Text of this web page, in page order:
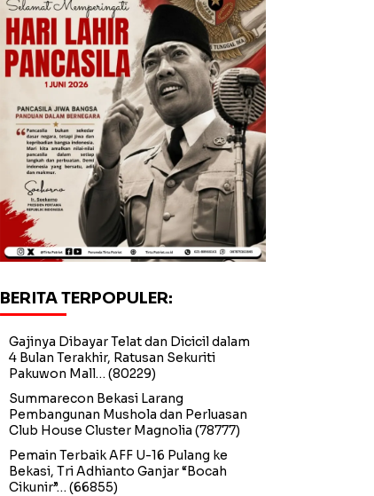
BERITA TERPOPULER:
Gajinya Dibayar Telat dan Dicicil dalam
4 Bulan Terakhir, Ratusan Sekuriti
Pakuwon Mall… (80229)
Summarecon Bekasi Larang
Pembangunan Mushola dan Perluasan
Club House Cluster Magnolia (78777)
Pemain Terbaik AFF U-16 Pulang ke
Bekasi, Tri Adhianto Ganjar “Bocah
Cikunir”… (66855)